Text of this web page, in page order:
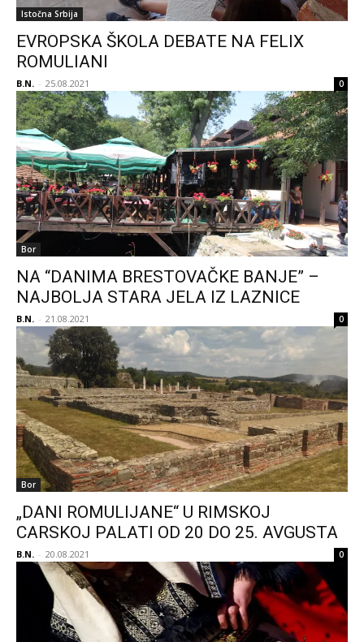
Istočna Srbija
EVROPSKA ŠKOLA DEBATE NA FELIX
ROMULIANI
B.N. - 25.08.2021 0
Bor
NA “DANIMA BRESTOVAČKE BANJE” –
NAJBOLJA STARA JELA IZ LAZNICE
B.N. - 21.08.2021 0
Bor
„DANI ROMULIJANE“ U RIMSKOJ
CARSKOJ PALATI OD 20 DO 25. AVGUSTA
B.N. - 20.08.2021 0